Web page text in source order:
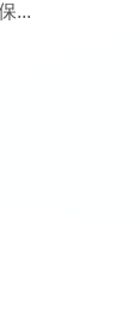
...